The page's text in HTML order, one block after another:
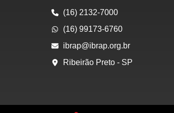
(16) 2132-7000
(16) 99173-6760
ibrap@ibrap.org.br
Ribeirão Preto - SP